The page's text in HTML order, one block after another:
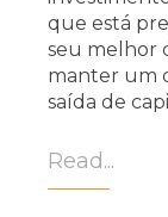
que está
seu melhor
manter um
saída de
Read...